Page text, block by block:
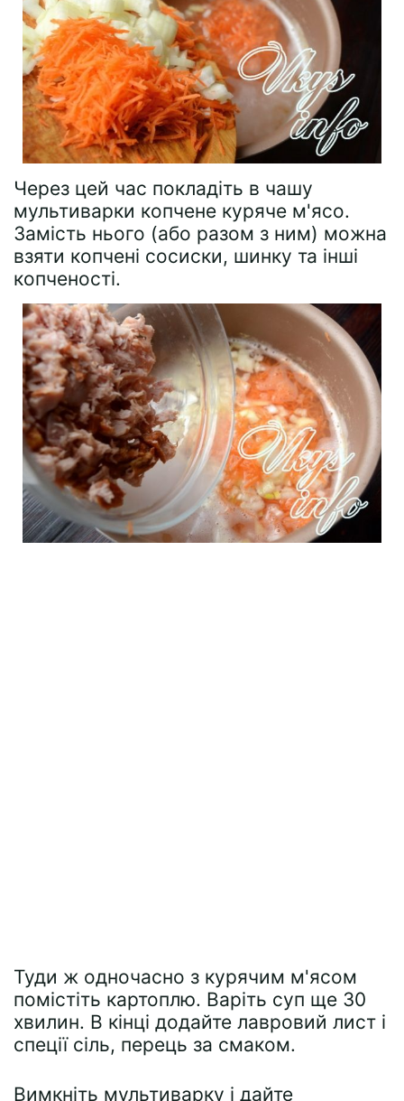
Через цей час покладіть в чашу
мультиварки копчене куряче м'ясо.
Замість нього (або разом з ним) можна
взяти копчені сосиски, шинку та інші
копченості.
Туди ж одночасно з курячим м'ясом
помістіть картоплю. Варіть суп ще 30
хвилин. В кінці додайте лавровий лист і
спеції сіль, перець за смаком.
Вимкніть мультиварку і дайте